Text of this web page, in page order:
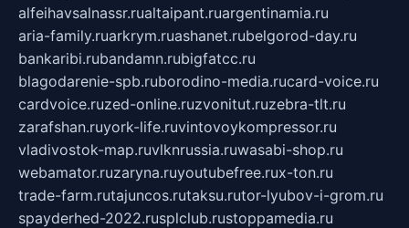
alfeihavsalnassr.rualtaipant.ruargentinamia.ru
aria-family.ruarkrym.ruashanet.rubelgorod-day.ru
bankaribi.rubandamn.rubigfatcc.ru
blagodarenie-spb.ruborodino-media.rucard-voice.ru
cardvoice.ruzed-online.ruzvonitut.ruzebra-tlt.ru
zarafshan.ruyork-life.ruvintovoykompressor.ru
vladivostok-map.ruvlknrussia.ruwasabi-shop.ru
webamator.ruzaryna.ruyoutubefree.rux-ton.ru
trade-farm.rutajuncos.rutaksu.rutor-lyubov-i-grom.ru
spayderhed-2022.rusplclub.rustoppamedia.ru